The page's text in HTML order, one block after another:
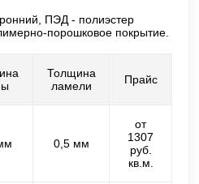
ПЭД - полиэстер
порошковое покрытие.
Толщина
ламели
Прайс
0,5 мм
от
1307
руб.
кв.м.